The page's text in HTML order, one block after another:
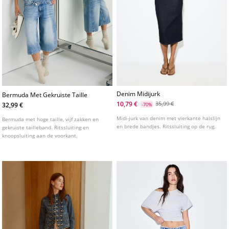
Bermuda Met Gekruiste Taille
32,99 €
Bermuda met hoge taille, vijf zakken en
gekruiste tailleband. Ritssluiting en
knoopsluiting aan de voorkant.
Denim Midijurk
10,79 €
-70% 35,99 €
Midi-jurk van denim met vierkante halslijn
en brede bandjes. Ritssluiting op de rug.